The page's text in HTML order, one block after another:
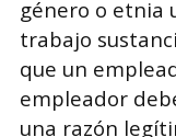
género o etnia
trabajo
que un
empleador
una razón